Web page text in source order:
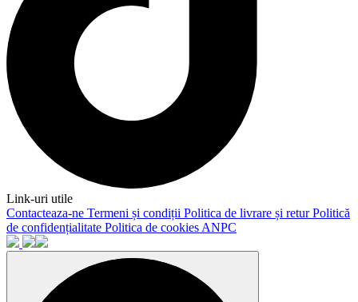
Link-uri utile
Contacteaza-ne Termeni și condiții Politica de livrare și returPolitică
de confidențialitate Politica de cookies ANPC